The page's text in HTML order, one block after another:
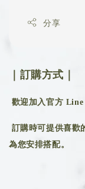
分享
｜訂購方式｜
歡迎加入官方
訂購時可提供喜歡
為您安排搭配。